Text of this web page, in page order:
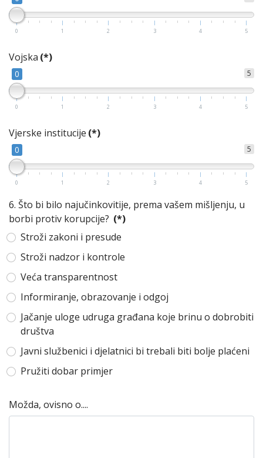
0 1 2 3 4 5
Vojska (*)
5
0
0 1 2 3 4 5
Vjerske institucije (*)
5
0
0 1 2 3 4 5
6. Što bi bilo najučinkovitije, prema vašem mišljenju, u
borbi protiv korupcije? (*)
Stroži zakoni i presude
Stroži nadzor i kontrole
Veća transparentnost
Informiranje, obrazovanje i odgoj
Jačanje uloge udruga građana koje brinu o dobrobiti
društva
Javni službenici i djelatnici bi trebali biti bolje plaćeni
Pružiti dobar primjer
Možda, ovisno o....